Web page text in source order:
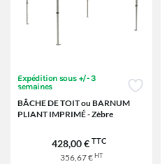
Expédition sous +/- 3
semaines
BÂCHE DE TOIT ou BARNUM
PLIANT IMPRIMÉ - Zèbre
428,00 € TTC
356,67 €HT